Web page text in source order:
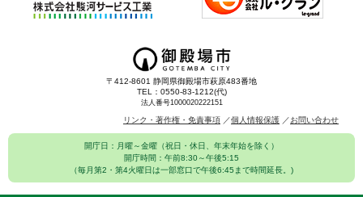
〒412-8601 静岡県御殿場市萩原483番地
TEL：0550-83-1212(代)
法人番号1000020222151
リンク・著作権・免責事項 個人情報保護 お問い合わせ
開庁日：月曜～金曜（祝日・休日、年末年始を除く）
開庁時間：午前8:30～午後5:15
（毎月第2・第4火曜日は一部窓口で午後6:45まで時間延長。)